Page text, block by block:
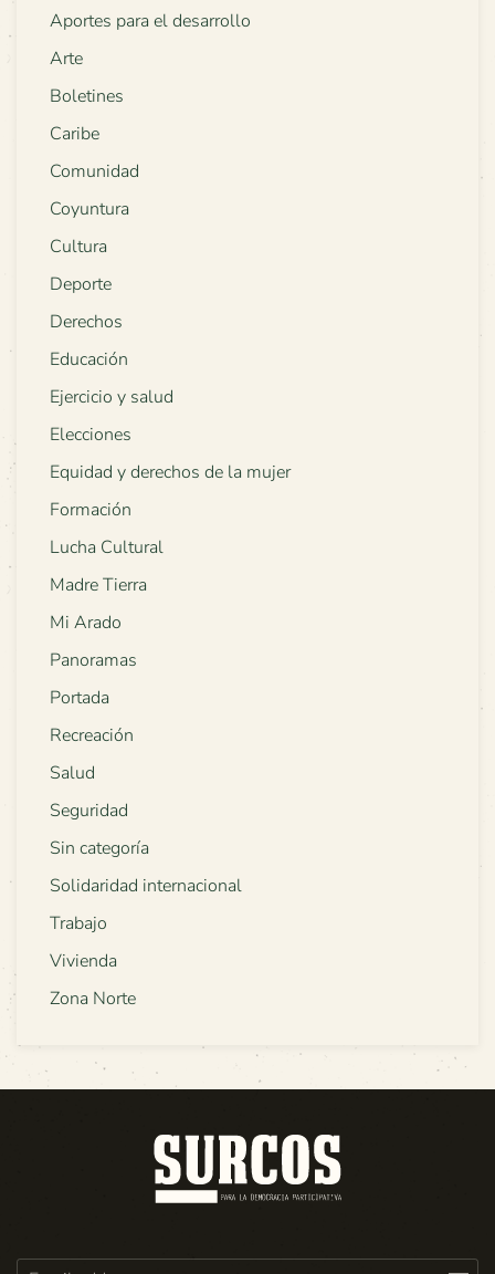
Aportes para el desarrollo
Arte
Boletines
Caribe
Comunidad
Coyuntura
Cultura
Deporte
Derechos
Educación
Ejercicio y salud
Elecciones
Equidad y derechos de la mujer
Formación
Lucha Cultural
Madre Tierra
Mi Arado
Panoramas
Portada
Recreación
Salud
Seguridad
Sin categoría
Solidaridad internacional
Trabajo
Vivienda
Zona Norte